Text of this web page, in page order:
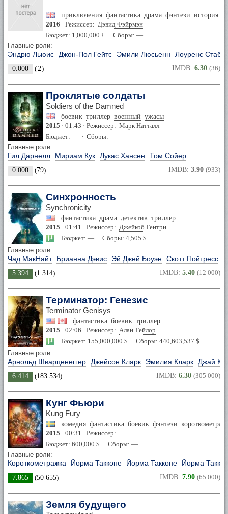
приключения фантастика драма фэнтези история
2016 · Режиссер: Дэвид Фэйрмэн
Бюджет: 1,000,000 £ · Сборы: —
Главные роли:
Эндрю Льюис Джон-Пол Гейтс Эмили Люсьенн Лоуренс
0.000 (2) IMDB: 6.30 (36)
Проклятые солдаты
Soldiers of the Damned
боевик триллер военный ужасы
2015 · 01:43 · Режиссер: Марк Натталл
Бюджет: — · Сборы: —
Главные роли:
Гил Дарнелл Мириам Кук Лукас Хансен Том Сойер
0.000 (79) IMDB: 3.90 (933)
Синхронность
Synchronicity
фантастика драма детектив триллер
2015 · 01:41 · Режиссер: Джейкоб Гентри
Бюджет: — · Сборы: 4,505 $
Главные роли:
Чад МакНайт Брианна Дэвис Эй Джей Боуэн Скотт Пойтресс
5.394 (1 314) IMDB: 5.40 (12 000)
Терминатор: Генезис
Terminator Genisys
фантастика боевик триллер
2015 · 02:06 · Режиссер: Алан Тейлор
Бюджет: 155,000,000 $ · Сборы: 440,603,537 $
Главные роли:
Арнольд Шварценеггер Джейсон Кларк Эмилия Кларк Джай
6.414 (183 534) IMDB: 6.30 (305 000)
Кунг Фьюри
Kung Fury
комедия фантастика боевик фэнтези
2015 · 00:31 · Режиссер:
Бюджет: 600,000 $ · Сборы: —
Главные роли:
Короткометражка Йорма Такконе Йорма Такконе Йорма
7.865 (50 655) IMDB: 7.90 (65 000)
Земля будущего